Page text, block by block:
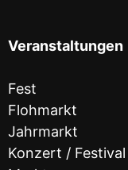
Veranstaltungen
Fest
Flohmarkt
Jahrmarkt
Konzert / Festival